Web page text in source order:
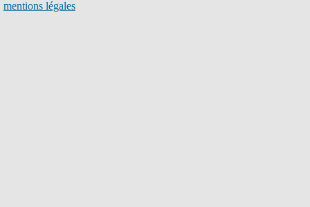
mentions légales